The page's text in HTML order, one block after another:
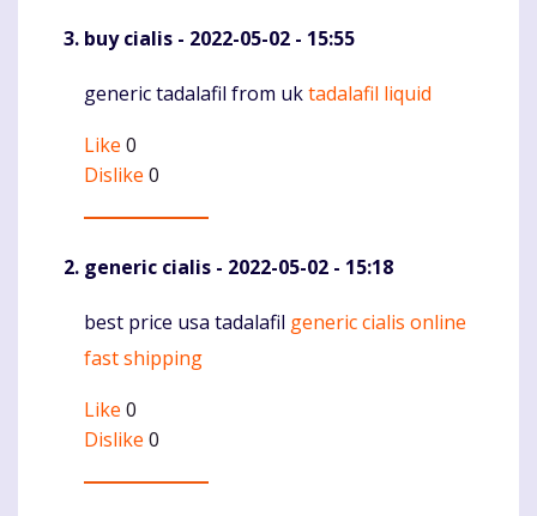
buy cialis - 2022-05-02 - 15:55
Komentaras
generic tadalafil from uktadalafil liquid
Like 0
Dislike 0
generic cialis - 2022-05-02 - 15:18
Komentaras
best price usa tadalafil generic cialis online
fast shipping
Like 0
Dislike 0